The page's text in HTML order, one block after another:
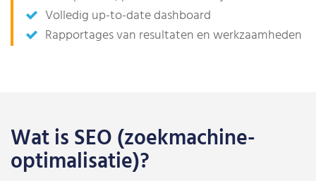
Volledig up-to-date dashboard
Rapportages van resultaten en werkzaamheden
Wat is SEO (zoekmachine-
optimalisatie)?